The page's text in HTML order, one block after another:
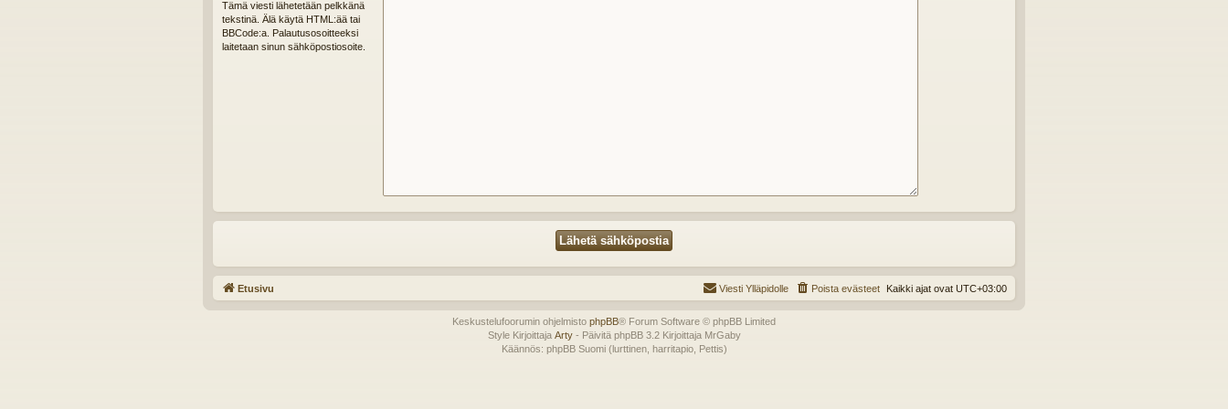
Tämä viesti lähetetään pelkkänä
tekstinä. Älä käytä HTML:ää tai
BBCode:a. Palautusosoitteeksi
laitetaan sinun sähköpostiosoite.
Etusivu Kaikki ajat ovat UTC+03:00
Poista evästeet
Viesti Ylläpidolle
Keskustelufoorumin ohjelmisto phpBB® Forum Software © phpBB Limited
Style Kirjoittaja Arty- Päivitä phpBB 3.2 Kirjoittaja MrGaby
Käännös: phpBB Suomi (lurttinen, harritapio, Pettis)